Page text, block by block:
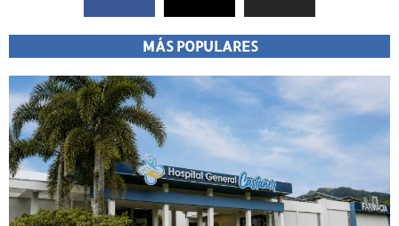
MÁS POPULARES